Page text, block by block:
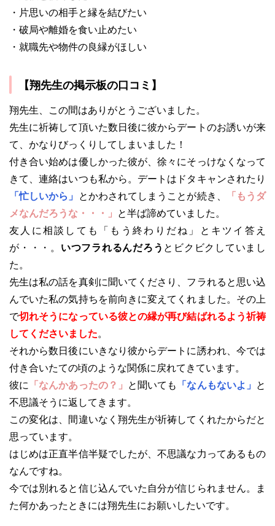
・片思いの相手と縁を結びたい
・破局や離婚を食い止めたい
・就職先や物件の良縁がほしい
【翔先生の掲示板の口コミ】
翔先生、この間はありがとうございました。
先生に祈祷して頂いた数日後に彼からデートのお誘いが来
て、かなりびっくりしてしまいました！
付き合い始めは優しかった彼が、徐々にそっけなくなって
きて、連絡はいつも私から。デートはドタキャンされたり
「忙しいから」
とかわされてしまうことが続き、
「もうダ
メなんだろうな・・・」
と半ば諦めていました。
友人に相談しても「もう終わりだね」とキツイ答え
が・・・。 いつフラれるんだろう とビクビクしていまし
た。
先生は私の話を真剣に聞いてくださり、フラれると思い込
んでいた私の気持ちを前向きに変えてくれました。その上
で切れそうになっている彼との縁が再び結ばれるよう祈祷
してくださいました。
それから数日後にいきなり彼からデートに誘われ、今では
付き合いたての頃のような関係に戻れてきています。
彼に
「なんかあったの？」 と聞いても 「なんもないよ」
と
不思議そうに返してきます。
この変化は、間違いなく翔先生が祈祷してくれたからだと
思っています。
はじめは正直半信半疑でしたが、不思議な力ってあるもの
なんですね。
今では別れると信じ込んでいた自分が信じられません。ま
た何かあったときには翔先生にお願いしたいです。